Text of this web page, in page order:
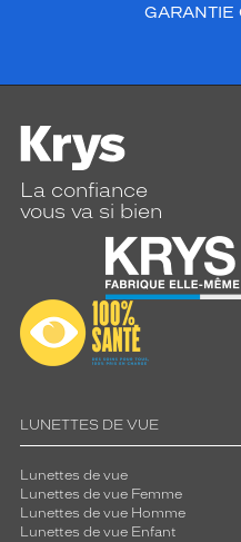
GARANTIE
La confiance
vous va si bien
LUNETTES DE VUE
Lunettes de vue
Lunettes de vue Femme
Lunettes de vue Homme
Lunettes de vue Enfant